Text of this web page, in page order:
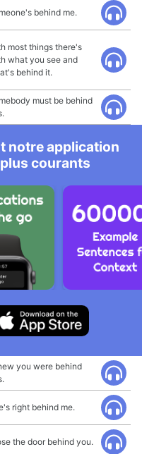
behind me.
most things there's
what you see and
behind it.
must be behind
notre application
courants
you were behind
right behind me.
the door behind you.